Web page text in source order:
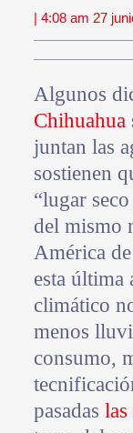
| 4:08 am 27
Algunos
Chihuahua
juntan las
sostienen
“lugar
del mismo
América
esta última
climático
menos
consumo,
pasadas las